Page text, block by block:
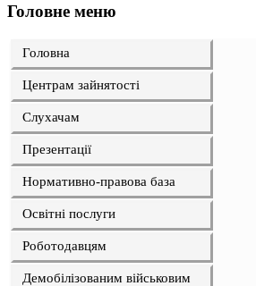
Головне меню
Головна
Центрам зайнятості
Слухачам
Презентації
Нормативно-правова база
Освітні послуги
Роботодавцям
Демобілізованим військовим